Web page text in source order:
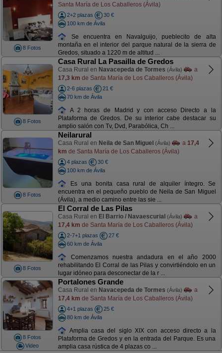
8 Fotos
Santa María de Los Caballeros (Ávila)
2+2 plazas
30 €
100 km de Ávila
Se encuentra en Navalguijo, pueblecito de alta
montaña en el interior del parque natural de la sierra de
Gredos, situado a 1220 m de altitud ...
8 Fotos
Casa Rural La Pasailla de Gredos
Casa Rural en Navacepeda de Tormes (Ávila)
a
17,3 km de Santa María de Los Caballeros (Ávila)
2-6 plazas
21 €
70 km de Ávila
A 2 horas de Madrid y con acceso Directo a la
Plataforma de Gredos. De su interior cabe destacar su
amplio salón con Tv, Dvd, Parabólica, Ch ...
8 Fotos
Neilarural
Casa Rural en Neila de San Miguel (Ávila) a 17,4
km de Santa María de Los Caballeros (Ávila)
4 plazas
30 €
100 km de Ávila
Es una bonita casa rural de alquiler íntegro. Se
encuentra en el pequeño pueblo de Neila de San Miguel
(Ávila), a medio camino entre las sie ...
8 Fotos
El Corral de Las Pilas
Casa Rural en El Barrio / Navaescurial (Ávila)
a
17,4 km de Santa María de Los Caballeros (Ávila)
2-7+1 plazas
27 €
60 km de Ávila
Comenzamos nuestra andadura en el año 2000
rehabilitando El Corral de las Pilas y convirtiéndolo en un
lugar idóneo para desconectar de la r ...
8 Fotos
Video
Portalones Grande
Casa Rural en Navacepeda de Tormes (Ávila)
a
17,4 km de Santa María de Los Caballeros (Ávila)
4+1 plazas
25 €
80 km de Ávila
Amplia casa del siglo XIX con acceso directo a la
Plataforma de Gredos y en la entrada del Parque. Es una
amplia casa rústica de 4 plazas co ...